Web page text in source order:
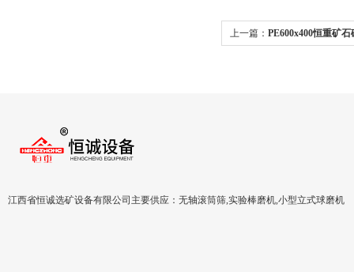
上一篇： PE600x400恒重矿
江西省恒诚选矿设备有限公司主要供应：无轴滚筒筛,实验棒磨机,小型立式球磨机